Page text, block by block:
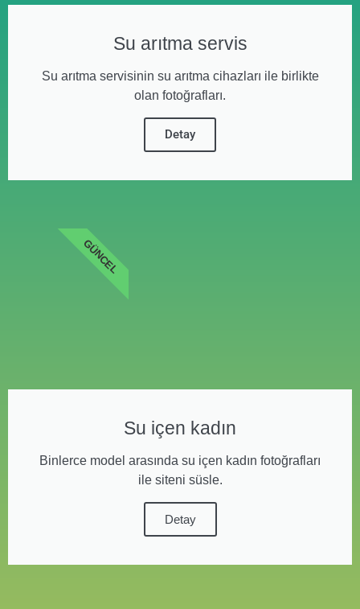
Su arıtma servis
Su arıtma servisinin su arıtma cihazları ile birlikte
olan fotoğrafları.
Detay
Su içen kadın
Binlerce model arasında su içen kadın fotoğrafları
ile siteni süsle.
Detay
GÜNCEL